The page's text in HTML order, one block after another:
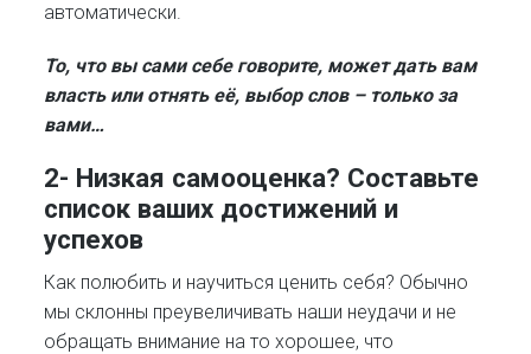
автоматически.
То, что вы сами себе говорите, может дать вам
власть или отнять её, выбор слов – только за
вами…
2- Низкая самооценка? Составьте
список ваших достижений и
успехов
Как полюбить и научиться ценить себя? Обычно
мы склонны преувеличивать наши неудачи и не
обращать внимание на то хорошее, что